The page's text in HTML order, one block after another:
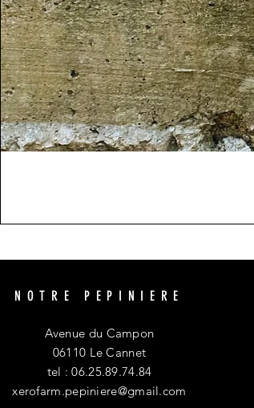
NOTRE PEPINIERE
Avenue du Campon
06110 Le Cannet
tel : 06.25.89.74.84
xerofarm.pepiniere@gmail.com